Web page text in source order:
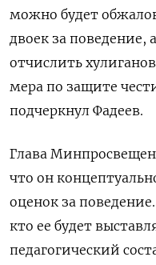
можно будет
двоек за поведение,
отчислить
мера по защите
подчеркнул Фадеев.
Глава
что он
оценок за
кто ее будет
педагогический